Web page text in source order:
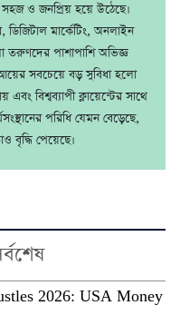
ও জনপ্রিয় হয়ে উঠেছে।
ডিজিটাল মার্কেটিং, অনলাইন
তরুণদের পাশাপাশি অভিজ্ঞ
সবচেয়ে বড় সুবিধা হলো
বিশ্বব্যাপী ক্লায়েন্টের সাথে
পরিধি যেমন বেড়েছে,
বৃদ্ধি পেয়েছে।
2026: USA Money